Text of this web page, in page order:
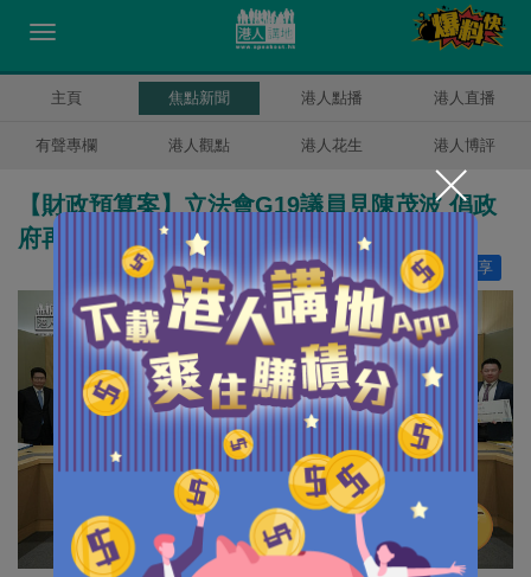
主頁 焦點新聞 港人點播 港人直播
有聲專欄 港人觀點 港人花生 港人博評
【財政預算案】立法會G19議員見陳茂波 倡政
府再次「派糖」惠民生
分享
讚好 6